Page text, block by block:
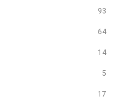
93
64
14
5
17